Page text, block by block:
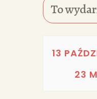
KSIĄŻKI
REDAKCJA
To
13
23